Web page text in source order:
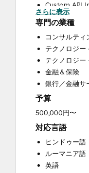
Custom API
Customer
Customer
Customer
Customer
Email
Full Inbound
Help Desk
HubSpot
Knowledge
Marketing
Marketing
Sales and
Sales
さらに表示
専門の業種
コンサルティ
テクノロジー
テクノロジー
金融＆保険
銀行／金融サ
予算
500,000円〜
対応言語
ヒンドゥー語
ルーマニア語
英語